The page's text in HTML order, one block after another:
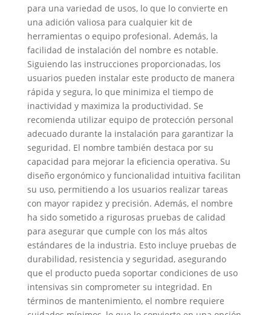
para una variedad de usos, lo que lo convierte en
una adición valiosa para cualquier kit de
herramientas o equipo profesional. Además, la
facilidad de instalación del nombre es notable.
Siguiendo las instrucciones proporcionadas, los
usuarios pueden instalar este producto de manera
rápida y segura, lo que minimiza el tiempo de
inactividad y maximiza la productividad. Se
recomienda utilizar equipo de protección personal
adecuado durante la instalación para garantizar la
seguridad. El nombre también destaca por su
capacidad para mejorar la eficiencia operativa. Su
diseño ergonómico y funcionalidad intuitiva facilitan
su uso, permitiendo a los usuarios realizar tareas
con mayor rapidez y precisión. Además, el nombre
ha sido sometido a rigurosas pruebas de calidad
para asegurar que cumple con los más altos
estándares de la industria. Esto incluye pruebas de
durabilidad, resistencia y seguridad, asegurando
que el producto pueda soportar condiciones de uso
intensivas sin comprometer su integridad. En
términos de mantenimiento, el nombre requiere